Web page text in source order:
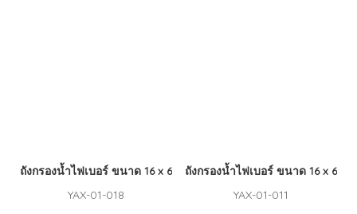
ถังกรองน้ำไฟเบอร์ ขนาด 16 x 65 WINSORB (4") (GREY)
YAX-01-018
ถังกรองน้ำไฟเบอร์ ขนาด 16 x 65
YAX-01-011